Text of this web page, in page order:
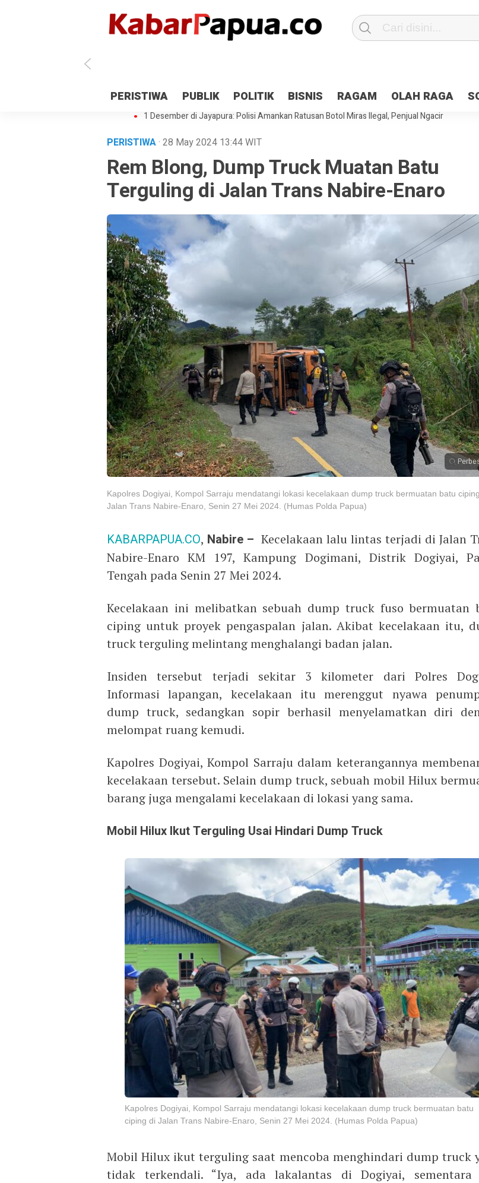
PERISTIWA PUBLIK POLITIK BISNIS RAGAM OLAH RAGA
Antisipasi 1 Desember, TNI Polri Patroli 2×24 jam di Kota Jayapura
Pesan Sejuk Polri di
Gedung Perpustakaan SMPN 5 Sentani Terbakar
Hibah Pilkada Jayapura Cair 10
1 Desember di Jayapura: Polisi Amankan Ratusan Botol Miras Ilegal, Penjual Ngacir
PERISTIWA· 28 May 2024 13:44WIT
Rem Blong, Dump Truck Muatan Batu
Terguling di Jalan Trans Nabire-Enaro
Kapolres Dogiyai, Kompol Sarraju mendatangi lokasi kecelakaan dump truck bermuatan batu
Jalan Trans Nabire-Enaro, Senin 27 Mei 2024. (Humas Polda Papua)
KABARPAPUA.CO, Nabire – Kecelakaan lalu lintas terjadi di Jalan
Nabire-Enaro KM 197, Kampung Dogimani, Distrik Dogiyai,
Tengah pada Senin 27 Mei 2024.
Kecelakaan ini melibatkan sebuah dump truck fuso bermuatan
ciping untuk proyek pengaspalan jalan. Akibat kecelakaan itu,
truck terguling melintang menghalangi badan jalan.
Insiden tersebut terjadi sekitar 3 kilometer dari Polres
Informasi lapangan, kecelakaan itu merenggut nyawa
dump truck, sedangkan sopir berhasil menyelamatkan diri
melompat ruang kemudi.
Kapolres Dogiyai, Kompol Sarraju dalam keterangannya
kecelakaan tersebut. Selain dump truck, sebuah mobil Hilux
barang juga mengalami kecelakaan di lokasi yang sama.
Mobil Hilux Ikut Terguling Usai Hindari Dump Truck
Kapolres Dogiyai, Kompol Sarraju mendatangi lokasi kecelakaan dump truck bermuatan batu
ciping di Jalan Trans Nabire-Enaro, Senin 27 Mei 2024. (Humas Polda Papua)
Mobil Hilux ikut terguling saat mencoba menghindari dump truck
tidak terkendali. “Iya, ada lakalantas di Dogiyai, sementara